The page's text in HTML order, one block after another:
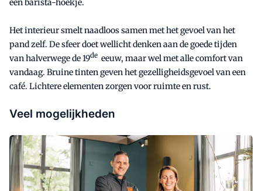
een barista-hoekje.
Het interieur smelt naadloos samen met het gevoel van het
pand zelf. De sfeer doet wellicht denken aan de goede tijden
van halverwege de 19de eeuw, maar wel met alle comfort van
vandaag. Bruine tinten geven het gezelligheidsgevoel van een
café. Lichtere elementen zorgen voor ruimte en rust.
Veel mogelijkheden